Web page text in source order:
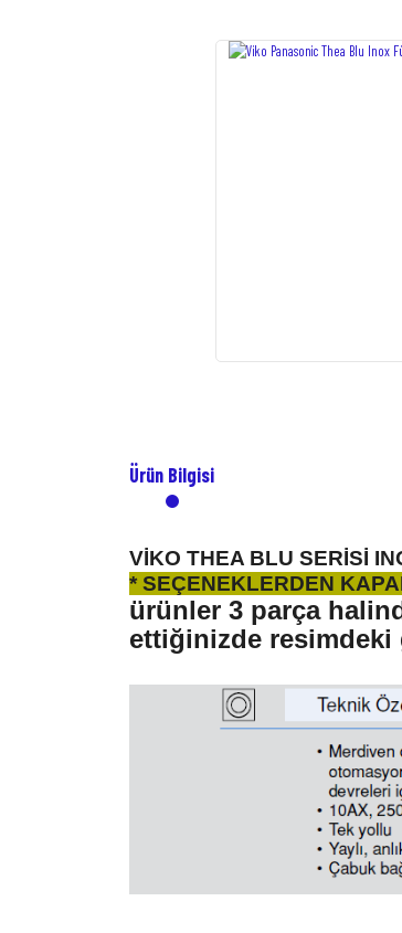
Ürün Bilgisi
VİKO THEA BLU SERİSİ
* SEÇENEKLERDEN
ürünler 3 parça
ettiğinizde resimdeki